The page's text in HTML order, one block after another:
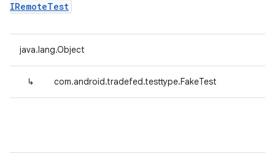
IRemoteTest
java.lang.Object
↳ com.android.tradefed.testtype.FakeTest